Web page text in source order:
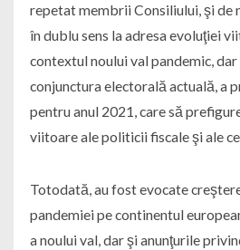
repetat membrii Consiliului, şi de
în dublu sens la adresa evoluţiei
contextul noului val pandemic, dar
conjunctura electorală actuală, a
pentru anul 2021, care să
viitoare ale politicii fiscale şi ale
Totodată, au fost evocate
pandemiei pe continentul
a noului val, dar şi anunţurile